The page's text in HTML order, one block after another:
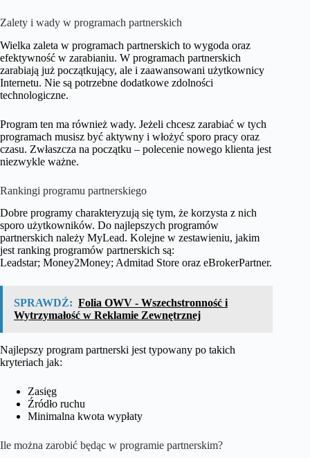
Zalety i wady w programach partnerskich
Wielka zaleta w programach partnerskich to wygoda oraz
efektywność w zarabianiu. W programach partnerskich
zarabiają już początkujący, ale i zaawansowani użytkownicy
Internetu. Nie są potrzebne dodatkowe zdolności
technologiczne.
Program ten ma również wady. Jeżeli chcesz zarabiać w tych
programach musisz być aktywny i włożyć sporo pracy oraz
czasu. Zwłaszcza na początku – polecenie nowego klienta jest
niezwykle ważne.
Rankingi programu partnerskiego
Dobre programy charakteryzują się tym, że korzysta z nich
sporo użytkowników. Do najlepszych programów
partnerskich należy MyLead. Kolejne w zestawieniu, jakim
jest ranking programów partnerskich są:
Leadstar; Money2Money; Admitad Store oraz eBrokerPartner.
SPRAWDŹ: Folia OWV - Wszechstronność i
Wytrzymałość w Reklamie Zewnętrznej
Najlepszy program partnerski jest typowany po takich
kryteriach jak:
Zasięg
Źródło ruchu
Minimalna kwota wypłaty
Ile można zarobić będąc w programie partnerskim?